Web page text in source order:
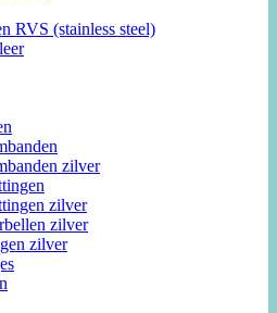
RVS (stainless steel)
zilver
zilver
zilver
zilver